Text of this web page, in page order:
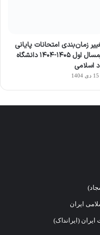
زمان‌بندی امتحانات پایانی
نیمسال اول ۱۴۰۵-۱۴۰۴ دانشگاه
اسلامی
15 دی 1404
ایران
(ایرانداک)